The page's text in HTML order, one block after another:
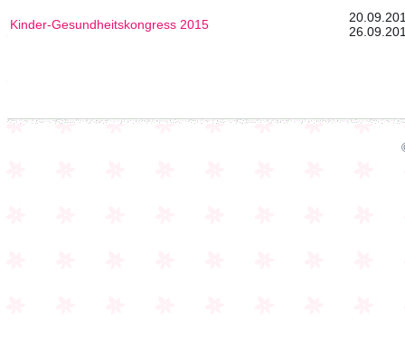
Kinder-Gesundheitskongress 2015